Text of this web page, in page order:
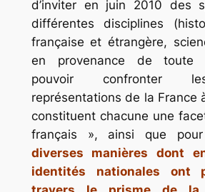
d’inviter en juin 2010 des
différentes disciplines
française et étrangère,
en provenance de toute
pouvoir confronter
représentations de la France
constituent chacune une
français », ainsi que
diverses manières dont
identités nationales ont